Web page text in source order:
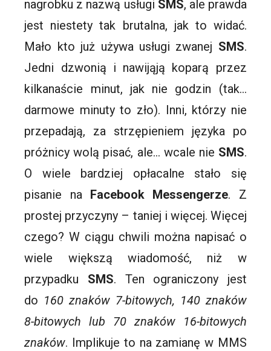
nagrobku z nazwą usługi SMS, ale prawda
jest niestety tak brutalna, jak to widać.
Mało kto już używa usługi zwanej SMS.
Jedni dzwonią i nawijąją koparą przez
kilkanaście minut, jak nie godzin (tak…
darmowe minuty to zło). Inni, którzy nie
przepadają, za strzępieniem języka po
próżnicy wolą pisać, ale… wcale nie SMS.
O wiele bardziej opłacalne stało się
pisanie na Facebook Messengerze. Z
prostej przyczyny – taniej i więcej. Więcej
czego? W ciągu chwili można napisać o
wiele większą wiadomość, niż w
przypadku SMS. Ten ograniczony jest
do 160 znaków 7-bitowych, 140 znaków
8-bitowych lub 70 znaków 16-bitowych
znaków. Implikuje to na zamianę w MMS